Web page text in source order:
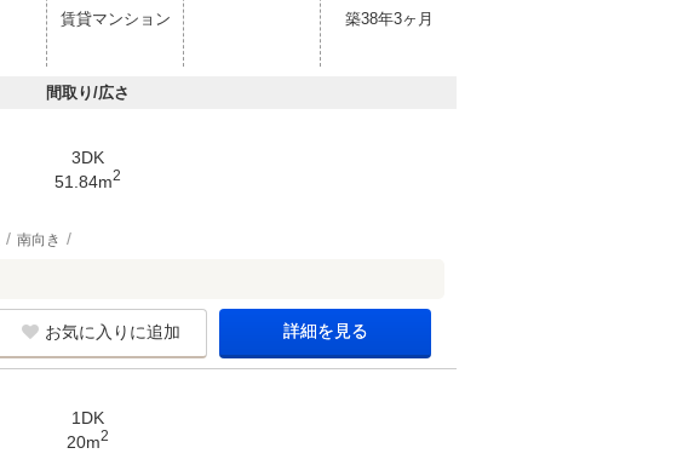
賃貸マンション 築38年3ヶ月
間取り/広さ
3DK
51.84m2
南向き
お気に入りに追加 詳細を見る
1DK
20m2